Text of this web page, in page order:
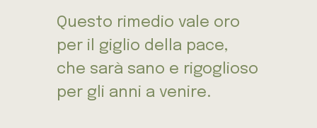
Questo rimedio vale oro
per il giglio della pace,
che sarà sano e rigoglioso
per gli anni a venire.